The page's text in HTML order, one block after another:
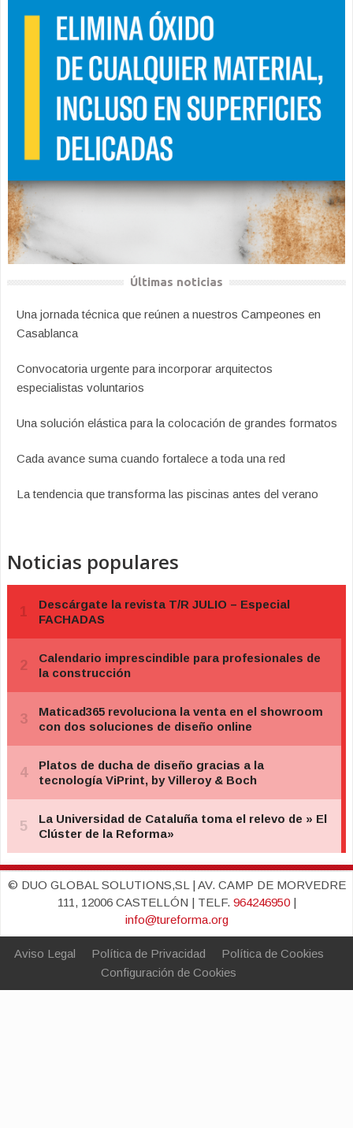
Últimas noticias
Una jornada técnica que reúnen a nuestros Campeones en
Casablanca
Convocatoria urgente para incorporar arquitectos
especialistas voluntarios
Una solución elástica para la colocación de grandes formatos
Cada avance suma cuando fortalece a toda una red
La tendencia que transforma las piscinas antes del verano
Noticias populares
© DUO GLOBAL SOLUTIONS,SL | AV. CAMP DE MORVEDRE
111, 12006 CASTELLÓN | TELF. 964246950|
info@tureforma.org
Aviso Legal Política de Privacidad
Política de Cookies
Configuración de Cookies